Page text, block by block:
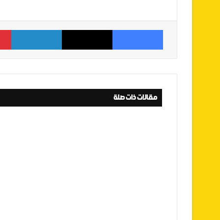
فيسبوك ‫X لينكدإن
مقالات ذات صلة